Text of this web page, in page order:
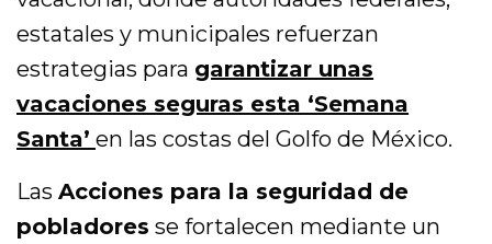
estatales y municipales refuerzan
estrategias para garantizar unas
vacaciones seguras esta ‘Semana
Santa’ en las costas del Golfo de México.
LasAcciones para la seguridad de
pobladores se fortalecen mediante un